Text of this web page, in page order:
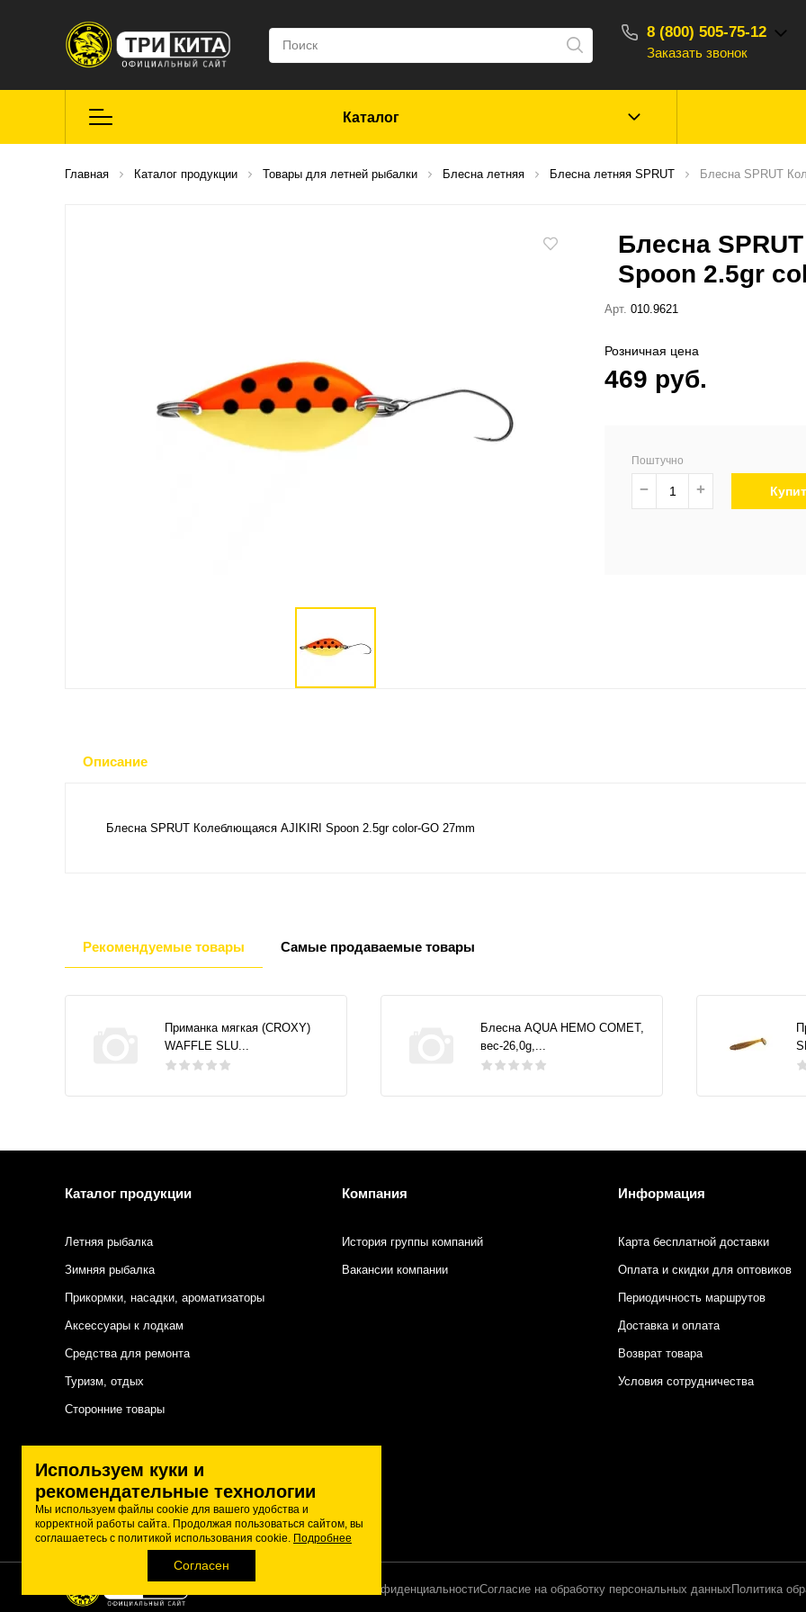
8 (800) 505-75-12
Заказать звонок
Каталог
Сторонние
Главная Каталог продукции Товары для летней рыбалки Блесна летняя Блесна летняя SPRUT Блесна SPRUT
Блесна
Spoon 2.5gr
Арт. 010.9621
Розничная цена
469 руб.
Поштучно
− +
Описание
Блесна SPRUT Колеблющаяся AJIKIRI Spoon 2.5gr color-GO 27mm
Рекомендуемые товары Самые продаваемые товары
Приманка мягкая (CROXY)
WAFFLE SLU...
Блесна AQUA НЕМО COMET,
вес-26,0g,...
Каталог продукции
Летняя рыбалка
Зимняя рыбалка
Прикормки, насадки, ароматизаторы
Аксессуары к лодкам
Средства для ремонта
Туризм, отдых
Сторонние товары
Компания
История группы компаний
Вакансии компании
Информация
Карта бесплатной доставки
Оплата и скидки для оптовиков
Периодичность маршрутов
Доставка и оплата
Возврат товара
Условия сотрудничества
Политика конфиденциальностиСогласие на обработку персональных данных Политика
Используем куки и
рекомендательные технологии
Мы используем файлы cookie для вашего удобства и
корректной работы сайта. Продолжая пользоваться сайтом, вы
соглашаетесь с политикой использования cookie. Подробнее
Согласен